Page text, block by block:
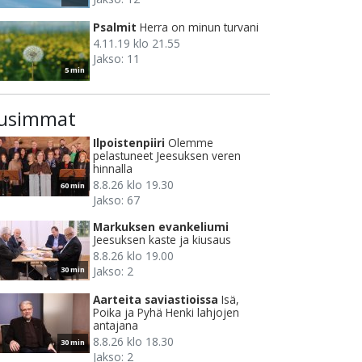
5 min
Psalmit Herra on minun turvani
4.11.19 klo 21.55
Jakso: 11
60 min
Ilpoistenpiiri Olemme
pelastuneet Jeesuksen veren
hinnalla
8.8.26 klo 19.30
Jakso: 67
30 min
Markuksen evankeliumi
Jeesuksen kaste ja kiusaus
8.8.26 klo 19.00
Jakso: 2
30 min
Aarteita saviastioissa Isä,
Poika ja Pyhä Henki lahjojen
antajana
8.8.26 klo 18.30
Jakso: 2